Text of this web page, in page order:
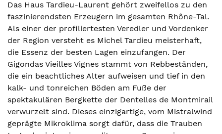
Das Haus Tardieu-Laurent gehört zweifellos zu den
faszinierendsten Erzeugern im gesamten Rhône-Tal.
Als einer der profiliertesten Veredler und Vordenker
der Region versteht es Michel Tardieu meisterhaft,
die Essenz der besten Lagen einzufangen. Der
Gigondas Vieilles Vignes stammt von Rebbeständen,
die ein beachtliches Alter aufweisen und tief in den
kalk- und tonreichen Böden am Fuße der
spektakulären Bergkette der Dentelles de Montmirail
verwurzelt sind. Dieses einzigartige, vom Mistralwind
geprägte Mikroklima sorgt dafür, dass die Trauben